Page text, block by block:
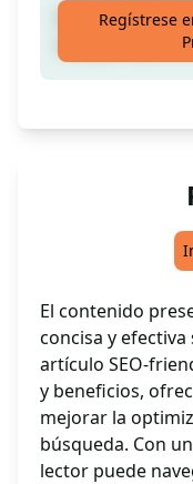
Escribe la
amigable para
Regístrese
El contenido
concisa y
artículo SEO-
y beneficios,
mejorar la
búsqueda. Con
lector puede